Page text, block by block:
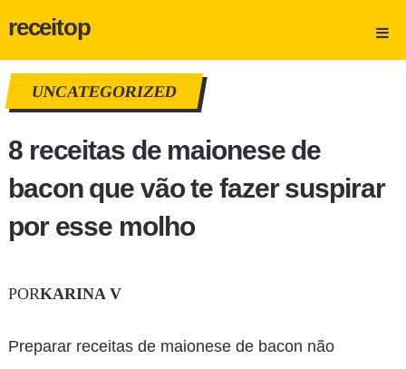
receitop
UNCATEGORIZED
8 receitas de maionese de
bacon que vão te fazer suspirar
por esse molho
PORKARINA V
Preparar receitas de maionese de bacon não